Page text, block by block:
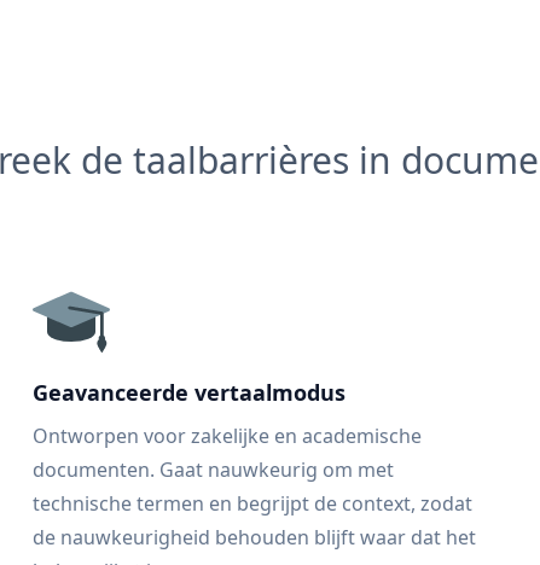
de taalbarrières in
Geavanceerde vertaalmodus
Ontworpen voor zakelijke en academische
documenten. Gaat nauwkeurig om met
technische termen en begrijpt de context, zodat
de nauwkeurigheid behouden blijft waar dat het